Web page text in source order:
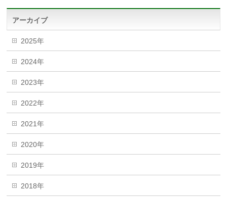
アーカイブ
2025年
2024年
2023年
2022年
2021年
2020年
2019年
2018年